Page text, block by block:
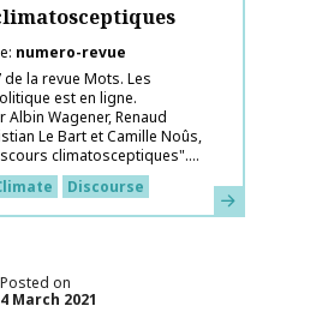
numero-revue
la revue Mots. Les
est en ligne.
Wagener, Renaud
Le Bart et Camille Noûs,
climatosceptiques"....
Discourse Learn more
Posted on
4 March 2021